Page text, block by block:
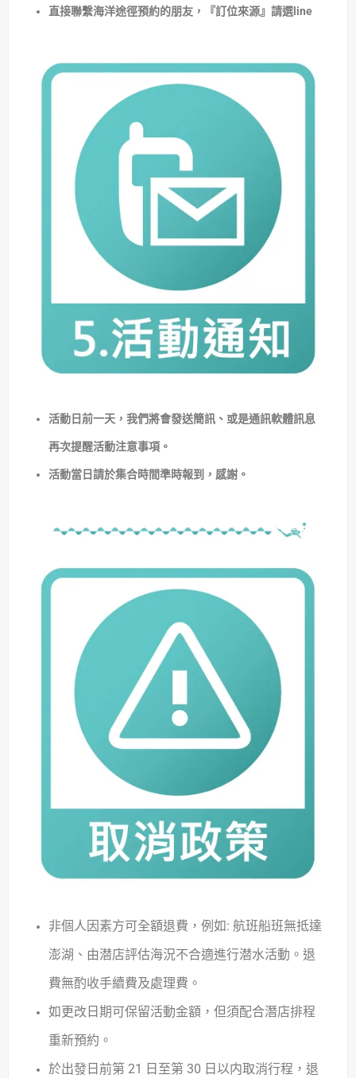
直接聯繫海洋途徑預約的朋友，『訂位來源』請選line
活動日前一天，我們將會發送簡訊、或是通訊軟體訊息
再次提醒活動注意事項。
活動當日請於集合時間準時報到，感謝。
非個人因素方可全額退費，例如: 航班船班無抵達
澎湖、 由潜店評估海況不合適進行潜水活動。退
費無酌收手續費及處理費。
如更改日期可保留活動金額，但須配合潛店排程
重新預約。
於出發日前第 21 日至第 30 日以内取消行程，退